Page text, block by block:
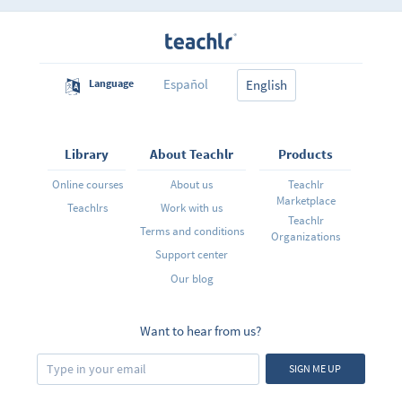
configurar cuentas Añadir una cuenta de correo
Configurar manualmente las opciones del servidor
directos de la barra de estado Cambiar a la vista lista
Organizar las listas Crear vistas personalizadas
Language Español English
Library
Online courses
Teachlrs
About Teachlr
About us
Work with us
Terms and conditions
Support center
Our blog
Products
Teachlr
Marketplace
Teachlr
Organizations
Want to hear from us?
SIGN ME UP